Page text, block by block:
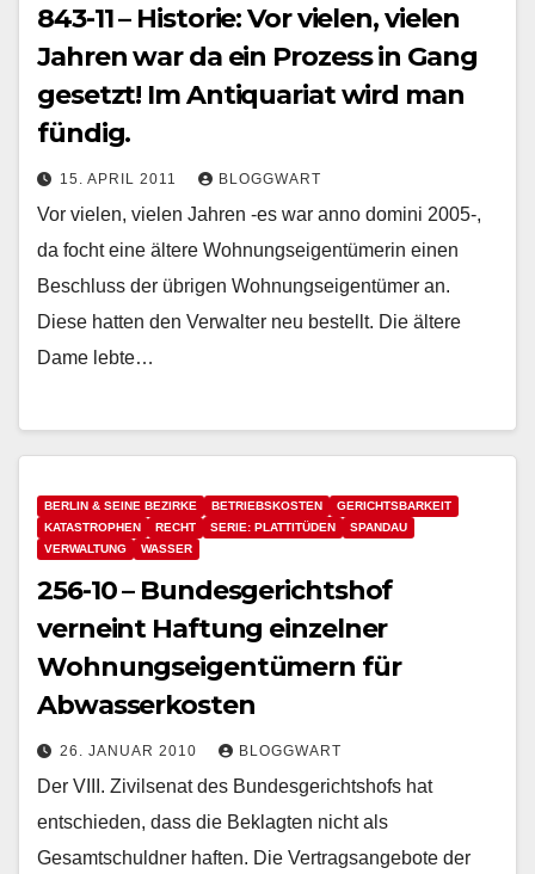
843-11 – Historie: Vor vielen, vielen
Jahren war da ein Prozess in Gang
gesetzt! Im Antiquariat wird man
fündig.
15. APRIL 2011 BLOGGWART
Vor vielen, vielen Jahren -es war anno domini 2005-,
da focht eine ältere Wohnungseigentümerin einen
Beschluss der übrigen Wohnungseigentümer an.
Diese hatten den Verwalter neu bestellt. Die ältere
Dame lebte…
BERLIN & SEINE BEZIRKE BETRIEBSKOSTEN
GERICHTSBARKEIT
KATASTROPHEN
RECHT SERIE: PLATTITÜDEN
SPANDAU
VERWALTUNG
WASSER
256-10 – Bundesgerichtshof
verneint Haftung einzelner
Wohnungseigentümern für
Abwasserkosten
26. JANUAR 2010 BLOGGWART
Der VIII. Zivilsenat des Bundesgerichtshofs hat
entschieden, dass die Beklagten nicht als
Gesamtschuldner haften. Die Vertragsangebote der